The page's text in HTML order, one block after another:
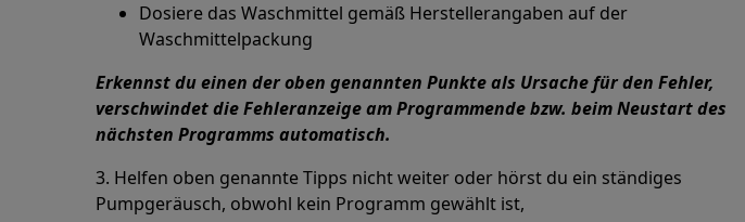
Dosiere das Waschmittel gemäß Herstellerangaben auf der
Waschmittelpackung
Erkennst du einen der oben genannten Punkte als Ursache für den Fehler,
verschwindet die Fehleranzeige am Programmende bzw. beim Neustart des
nächsten Programms automatisch.
3. Helfen oben genannte Tipps nicht weiter oder hörst du ein ständiges
Pumpgeräusch, obwohl kein Programm gewählt ist,